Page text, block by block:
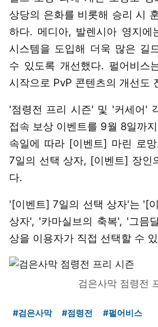
상당의 은화를 비롯해 승리 시
하다. 메디아, 발렌시아 영지에
시스템을 도입해 더욱 많은 길
수 있도록 개선했다. 펄어비스
시작으로 PvP 콘텐츠의 개선도
'점령전 프리 시즌' 및 '커세어'
접속 보상 이벤트를 9월 8일까
속일에 따라 [이벤트] 마린 로
7일의 선택 상자, [이벤트] 장인
다.
'[이벤트] 7일의 선택 상자'는 '[
상자', '카마실브의 축복', '그믐
상을 이용자가 직접 선택할 수
검은사막 점령전
#검은사막 #점령전 #펄어비스